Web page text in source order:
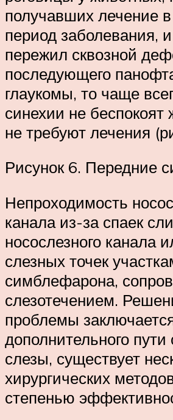
получавших лечение
период заболевания,
пережил сквозной
последующего
глаукомы, то чаще
синехии не беспокоят
не требуют лечения
Рисунок 6. Передние
Непроходимость
канала из-за спаек
носослезного канала
слезных точек
симблефарона,
слезотечением.
проблемы
дополнительного пути
слезы, существует
хирургических
степенью